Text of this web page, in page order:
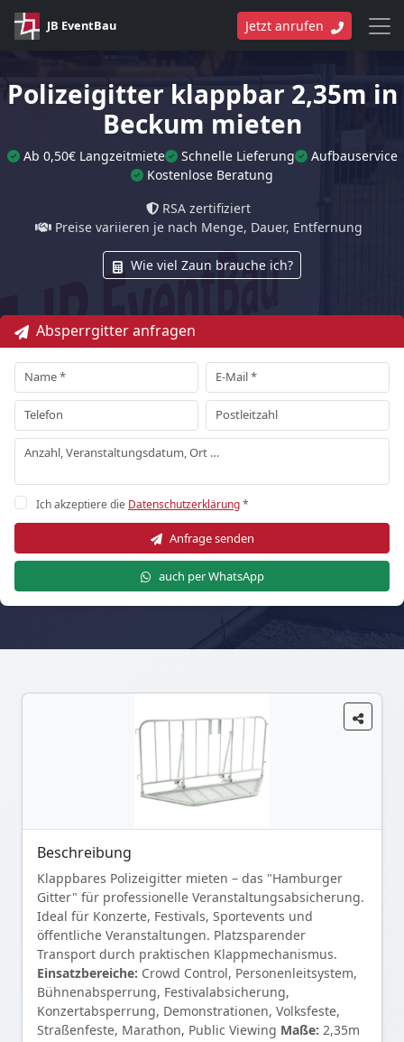
JB EventBau Jetzt anrufen
Polizeigitter klappbar 2,35m in
Beckum mieten
Ab 0,50€ Langzeitmiete Schnelle Lieferung
Aufbauservice
Kostenlose Beratung
RSA zertifiziert
Preise variieren je nach Menge, Dauer, Entfernung
Wie viel Zaun brauche ich?
Absperrgitter anfragen
Ich akzeptiere die Datenschutzerklärung*
Anfrage senden
auch per WhatsApp
Beschreibung
Klappbares Polizeigitter mieten – das "Hamburger
Gitter" für professionelle Veranstaltungsabsicherung.
Ideal für Konzerte, Festivals, Sportevents und
öffentliche Veranstaltungen. Platzsparender
Transport durch praktischen Klappmechanismus.
Einsatzbereiche: Crowd Control, Personenleitsystem,
Bühnenabsperrung, Festivalabsicherung,
Konzertabsperrung, Demonstrationen, Volksfeste,
Straßenfeste, Marathon, Public Viewing Maße: 2,35m